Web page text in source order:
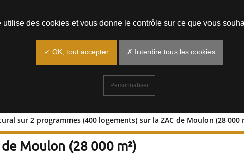
sur 2 programmes (400 logements) sur la ZAC de Moulon (28 000
sur 2 programmes (400
Moulon (28 000 m²)
utilise des cookies et vous donne le contrôle sur ce que vous
✓ OK, tout accepter ✗ Interdire tous les cookies
Personnaliser